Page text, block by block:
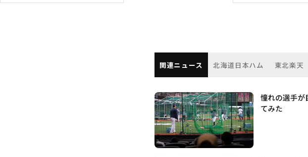
関連ニュース 北海道日本ハム 東北楽天
憧れの選手が
てみた